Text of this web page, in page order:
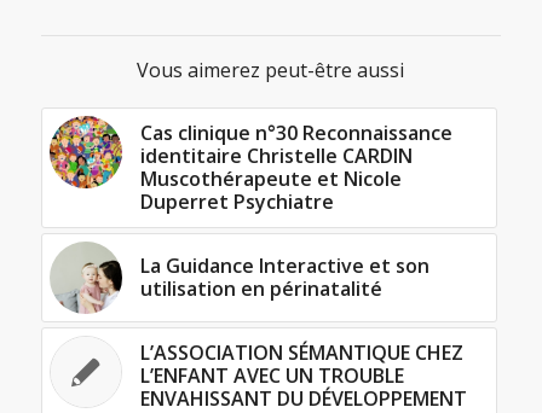
Vous aimerez peut-être aussi
Cas clinique n°30 Reconnaissance
identitaire Christelle CARDIN
Muscothérapeute et Nicole
Duperret Psychiatre
La Guidance Interactive et son
utilisation en périnatalité
L’ASSOCIATION SÉMANTIQUE CHEZ
L’ENFANT AVEC UN TROUBLE
ENVAHISSANT DU DÉVELOPPEMENT